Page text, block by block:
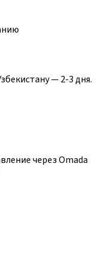
— 2-3 дня.
через Omada